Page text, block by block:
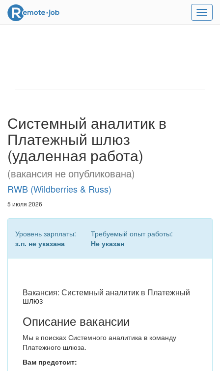
Меню
Системный аналитик в
Платежный шлюз
(удаленная работа)
(вакансия не опубликована)
RWB (Wildberries & Russ)
5 июля 2026
Уровень зарплаты:
з.п. не указана
Требуемый опыт работы:
Не указан
Вакансия: Системный аналитик в Платежный
шлюз
Описание вакансии
Мы в поисках Системного аналитика в команду
Платежного шлюза.
Вам предстоит: